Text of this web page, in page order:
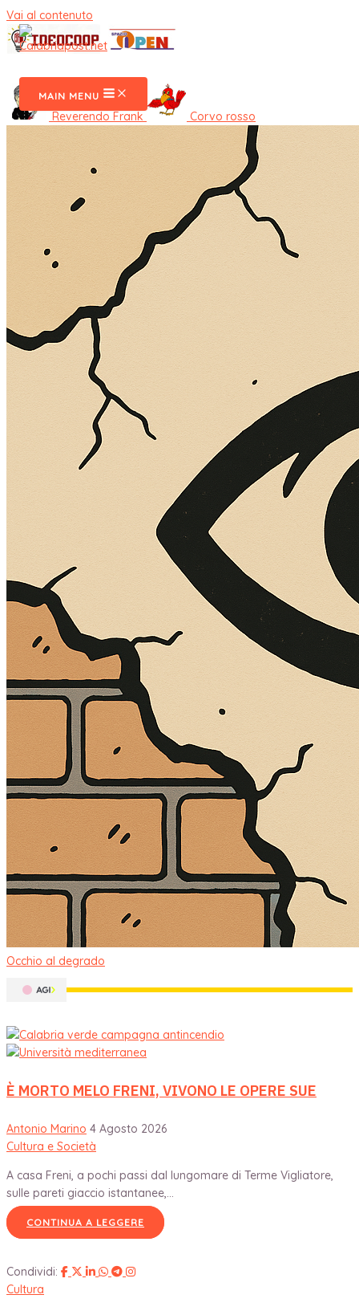
Vai al contenuto
MAIN MENU
Reverendo Frank Corvo rosso
Occhio al degrado
È MORTO MELO FRENI, VIVONO LE OPERE SUE
Antonio Marino 4 Agosto 2026
Cultura e Società
A casa Freni, a pochi passi dal lungomare di Terme Vigliatore,
sulle pareti giaccio istantanee,...
CONTINUA A LEGGERE
Condividi:
Cultura